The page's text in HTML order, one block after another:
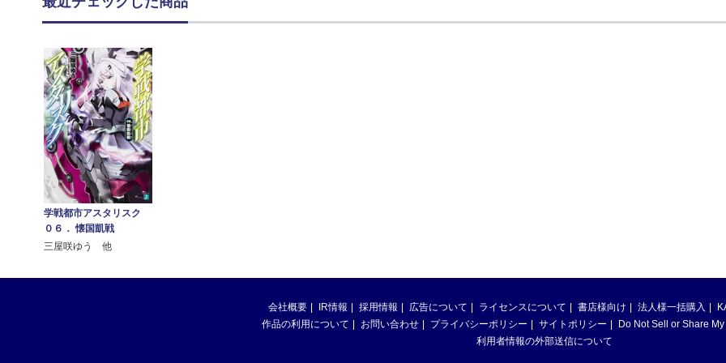
学戦都市アスタリスク
０６． 懐国凱戦
三屋咲ゆう 他
会社概要 IR情報 採用情報 広告について ライセンスについて 書店様向け 法人様一括購入
作品の利用について
お問い合わせ プライバシーポリシー サイトポリシー
Do Not Sell or Share
利用者情報の外部送信について